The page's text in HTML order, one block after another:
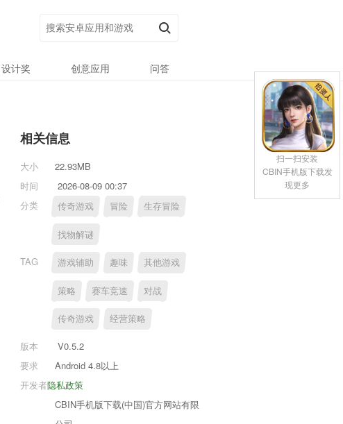
设计奖 创意应用 问答
相关信息
大小
22.93MB
时间
2026-08-09 00:37
分类
传奇游戏 冒险 生存冒险
找物解谜
TAG 游戏辅助 趣味 其他游戏
策略 赛车竞速 对战
传奇游戏 经营策略
版本
V0.5.2
要求
Android 4.8以上
隐私政策
开发者
CBIN手机版下载(中国)官方网站有限
扫一扫安装
CBIN手机版下载发
现更多